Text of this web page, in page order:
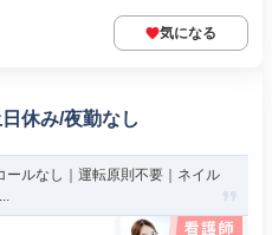
気になる
休み/夜勤なし
ールなし｜運転原則不要｜ネイル